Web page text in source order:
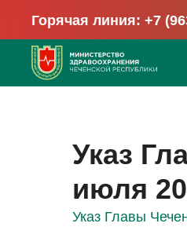
Горячая линия: +7
Указ
июля
Указ Главы